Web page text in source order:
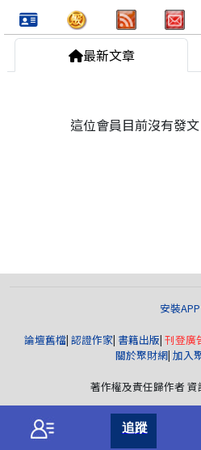
最新文章
這位會員目前沒有發
安裝APP
論壇舊檔| 認證作家| 書籍出版| 刊登廣
關於聚財網| 加入
著作權及責任歸作者
版權所有©